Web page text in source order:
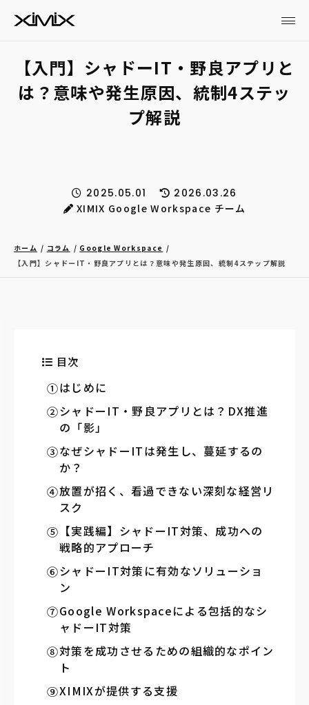
【入門】シャドーIT・野良アプリと
は？意味や発生原因、統制4ステッ
プ解説
2025.05.01
2026.03.26
XIMIX Google Workspace チーム
ホーム コラム
Google Workspace
【入門】シャドーIT・野良アプリとは？意味や発生原因、統制4ステップ解説
目次
はじめに
シャドーIT・野良アプリとは？DX推進
の「影」
なぜシャドーITは発生し、蔓延するの
か？
放置が招く、看過できない深刻な経営リ
スク
【実践編】シャドーIT対策、成功への
戦略的アプローチ
シャドーIT対策に有効なソリューショ
ン
Google Workspaceによる包括的なシ
ャドーIT対策
対策を成功させるための組織的なポイン
ト
XIMIXが提供する支援